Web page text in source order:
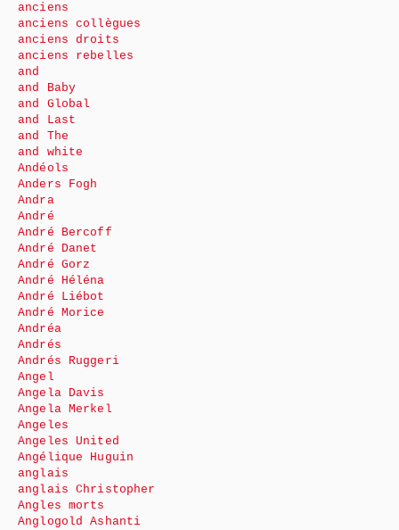
anciens
anciens collègues
anciens droits
anciens rebelles
and
and Baby
and Global
and Last
and The
and white
Andéols
Anders Fogh
Andra
André
André Bercoff
André Danet
André Gorz
André Héléna
André Liébot
André Morice
Andréa
Andrés
Andrés Ruggeri
Angel
Angela Davis
Angela Merkel
Angeles
Angeles United
Angélique Huguin
anglais
anglais Christopher
Angles morts
Anglogold Ashanti